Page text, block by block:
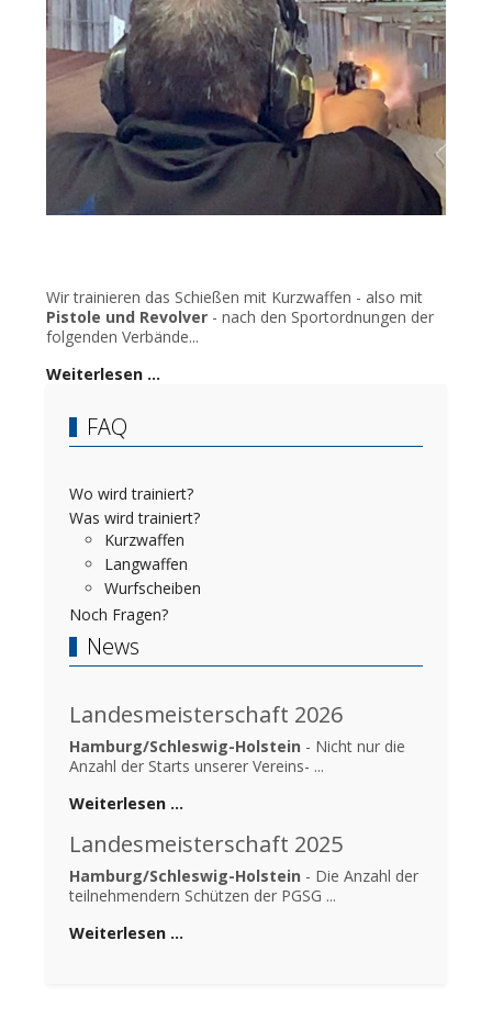
Wir trainieren das Schießen mit Kurzwaffen - also mit
Pistole und Revolver - nach den Sportordnungen der
folgenden Verbände...
Weiterlesen …
FAQ
Wo wird trainiert?
Was wird trainiert?
Kurzwaffen
Langwaffen
Wurfscheiben
Noch Fragen?
News
Landesmeisterschaft 2026
Hamburg/Schleswig-Holstein - Nicht nur die
Anzahl der Starts unserer Vereins- ...
Weiterlesen …
Landesmeisterschaft 2025
Hamburg/Schleswig-Holstein - Die Anzahl der
teilnehmendern Schützen der PGSG ...
Weiterlesen …